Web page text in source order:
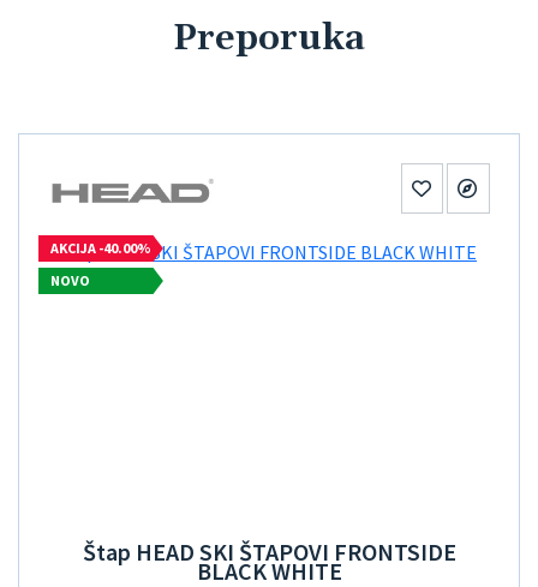
Preporuka
AKCIJA -40.00%
NOVO
Štap HEAD SKI ŠTAPOVI FRONTSIDE
BLACK WHITE